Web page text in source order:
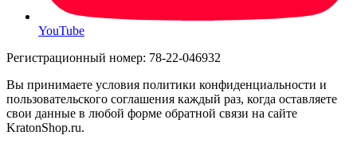
YouTube
Регистрационный номер: 78-22-046932
Вы принимаете условия политики конфиденциальности и
пользовательского соглашения каждый раз, когда оставляете
свои данные в любой форме обратной связи на сайте
KratonShop.ru.